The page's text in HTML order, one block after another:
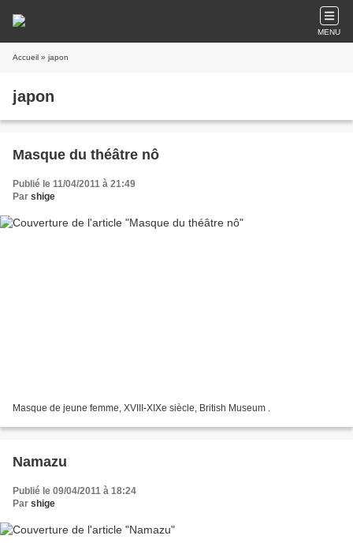
MENU
Accueil » japon
japon
Masque du théâtre nô
Publié le 11/04/2011 à 21:49
Par shige
Masque de jeune femme, XVIII-XIXe siècle, British Museum .
Namazu
Publié le 09/04/2011 à 18:24
Par shige